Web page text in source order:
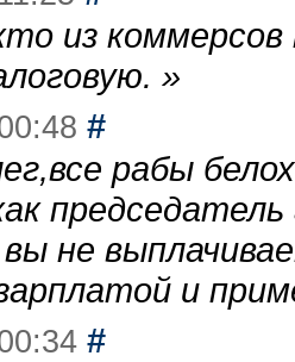
из
»
#
рабы
не
и
#